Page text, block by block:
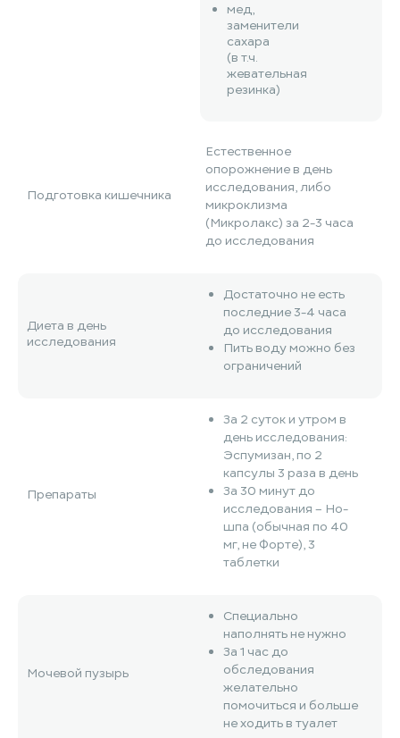
мед,
заменители
сахара
(в т.ч.
жевательная
резинка)
Подготовка кишечника
Естественное
опорожнение в день
исследования, либо
микроклизма
(Микролакс) за 2-3 часа
до исследования
Диета в день
исследования
Достаточно не есть
последние 3-4 часа
до исследования
Пить воду можно без
ограничений
Препараты
За 2 суток и утром в
день исследования:
Эспумизан, по 2
капсулы 3 раза в день
За 30 минут до
исследования – Но-
шпа (обычная по 40
мг, не Форте), 3
таблетки
Мочевой пузырь
Специально
наполнять не нужно
За 1 час до
обследования
желательно
помочиться и больше
не ходить в туалет